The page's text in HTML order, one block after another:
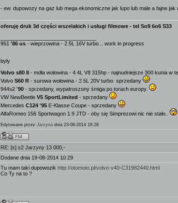
- ew. dupowozy na gaz lub mega ekonomiczne jak lupo lub male a fajne jak
oferuję druk 3d części wszelakich i usługi filmowe - tel So9 6o6 S33
951 '86 us - wieprzowina - 2.5L 16V turbo... work in progress
były
Volvo s80 II - mdła wołowina - 4.4L V8 315hp - najnudniejsze 300 kunia w
Volvo S60 R - surowa wołowina - 2.5L 20V turbo. sprzedany
944s2 '90 - sprzedany, wypatroszony śmiga po torach europy.
VW NewBeetle V5 SportLimited - sprzedany
Mercedes C124 '95 E-Klasse Coupe - sprzedany
AlfaRomeo 156 Sportwagon 1.9 JTD - oby się Simprezowi nic nie stało..
Edytowane przez Jarzyna dnia 23-08-2014 18:28
RE: [s] s2 Jarzyny 13 000,-
Dodane dnia 19-08-2014 10:29
Tu mam taki dupowozik http://otomoto.pl/volvo-v40-C31982440.html
Co Ty na to ?